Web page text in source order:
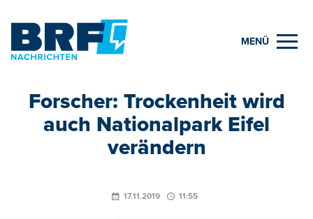
MENÜ
Forscher: Trockenheit wird
auch Nationalpark Eifel
verändern
17.11.2019 11:55